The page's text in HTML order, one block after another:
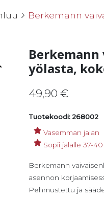
Berkemann
yölasta,
49,90€
Tuotekoodi: 268002
Vasemman jalan
Sopii jalalle 37-40
Berkemann
asennon
Pehmustettu ja